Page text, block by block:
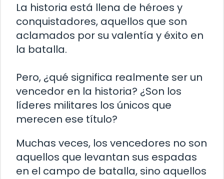
La historia está llena de héroes y
conquistadores, aquellos que son
aclamados por su valentía y éxito en
la batalla.
Pero, ¿qué significa realmente ser un
vencedor en la historia? ¿Son los
líderes militares los únicos que
merecen ese título?
Muchas veces, los vencedores no son
aquellos que levantan sus espadas
en el campo de batalla, sino aquellos